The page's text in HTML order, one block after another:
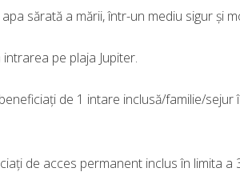
sărată a mării, într-un mediu sigur şi
pe plaja Jupiter.
de 1 intare inclusă/familie/sejur
de acces permanent inclus în limita a